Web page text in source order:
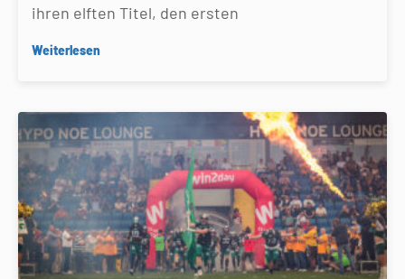
ihren elften Titel, den ersten
Weiterlesen